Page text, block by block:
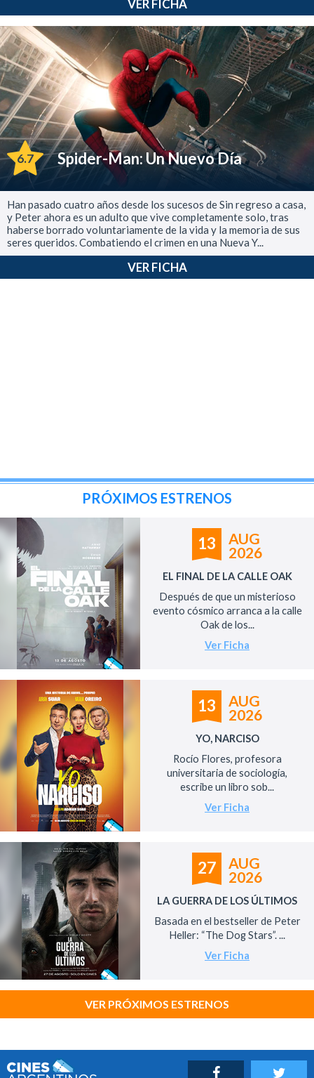
VER FICHA
6.7 Spider-Man: Un Nuevo Día
Han pasado cuatro años desde los sucesos de Sin regreso a casa,
y Peter ahora es un adulto que vive completamente solo, tras
haberse borrado voluntariamente de la vida y la memoria de sus
seres queridos. Combatiendo el crimen en una Nueva Y...
VER FICHA
PRÓXIMOS ESTRENOS
13
AUG
2026
EL FINAL DE LA CALLE OAK
Después de que un misterioso
evento cósmico arranca a la calle
Oak de los...
Ver Ficha
13
AUG
2026
YO, NARCISO
Rocío Flores, profesora
universitaria de sociología,
escribe un libro sob...
Ver Ficha
27
AUG
2026
LA GUERRA DE LOS ÚLTIMOS
Basada en el bestseller de Peter
Heller: “The Dog Stars”. ...
Ver Ficha
VER PRÓXIMOS ESTRENOS